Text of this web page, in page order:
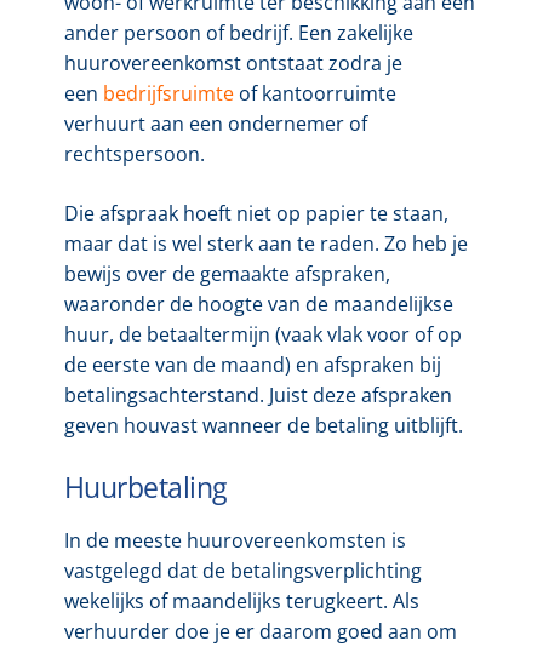
ander persoon of bedrijf. Een zakelijke
huurovereenkomst ontstaat zodra je
een bedrijfsruimteof kantoorruimte
verhuurt aan een ondernemer of
rechtspersoon.
Die afspraak hoeft niet op papier te staan,
maar dat is wel sterk aan te raden. Zo heb je
bewijs over de gemaakte afspraken,
waaronder de hoogte van de maandelijkse
huur, de betaaltermijn (vaak vlak voor of op
de eerste van de maand) en afspraken bij
betalingsachterstand. Juist deze afspraken
geven houvast wanneer de betaling uitblijft.
Huurbetaling
In de meeste huurovereenkomsten is
vastgelegd dat de betalingsverplichting
wekelijks of maandelijks terugkeert. Als
verhuurder doe je er daarom goed aan om